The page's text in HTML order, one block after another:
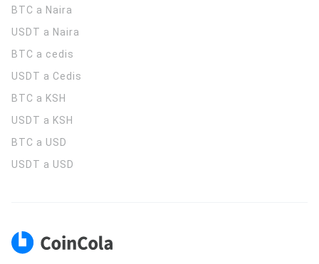
BTC a Naira
USDT a Naira
BTC a cedis
USDT a Cedis
BTC a KSH
USDT a KSH
BTC a USD
USDT a USD